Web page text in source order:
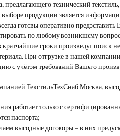
предлагающего технический
продукции является
готовы оперативно
по любому возникшему
сроки произведут поиск
При отгрузке в нашей
с учётом требований Вашего
ТекстильТехСнаб Москва,
работает только с
паспорта;
выгодные договоры – в них